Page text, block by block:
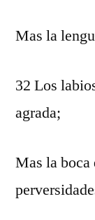
Mas la
32 Los
agrada;
Mas la